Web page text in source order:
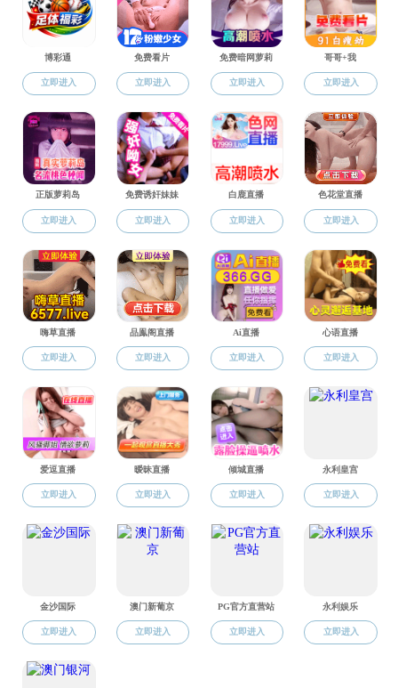
合作交流
您当前位置
【成果转
【成果转
【成果转